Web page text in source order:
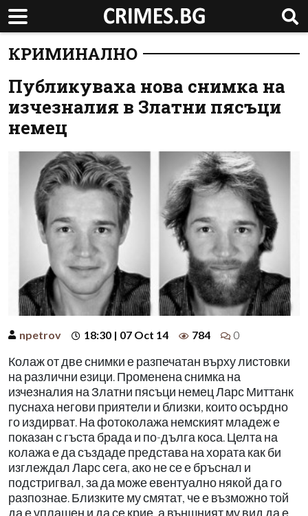
КРИМИНАЛНО
Публикуваха нова снимка на
изчезналия в Златни пясъци
немец
npetrov 18:30 | 07 Oct 14 784 0
Колаж от две снимки е разпечатан върху листовки
на различни езици. Променена снимка на
изчезналия на Златни пясъци немец Ларс Миттанк
пуснаха негови приятели и близки, които осърдно
го издирват. На фотоколажа немският младеж е
показан с гъста брада и по-дълга коса. Целта на
колажа е да създаде представа на хората как би
изглеждал Ларс сега, ако не се е бръснал и
подстригвал, за да може евентуално някой да го
разпознае. Близките му смятат, че е възможно той
да е уплашен и да се крие, а външният му вид да е